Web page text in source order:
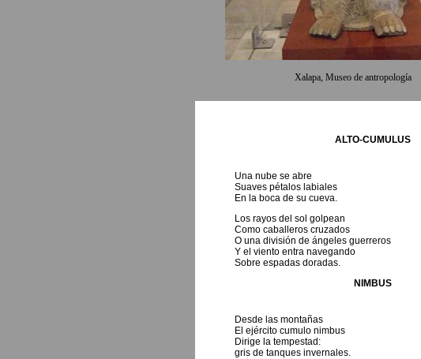
Xalapa, Museo de antropología
ALTO-CUMULUS
Una nube se abre
Suaves pétalos labiales
En la boca de su cueva.
Los rayos del sol golpean
Como caballeros cruzados
O una división de ángeles guerreros
Y el viento entra navegando
Sobre espadas doradas.
NIMBUS
Desde las montañas
El ejército cumulo nimbus
Dirige la tempestad:
gris de tanques invernales.